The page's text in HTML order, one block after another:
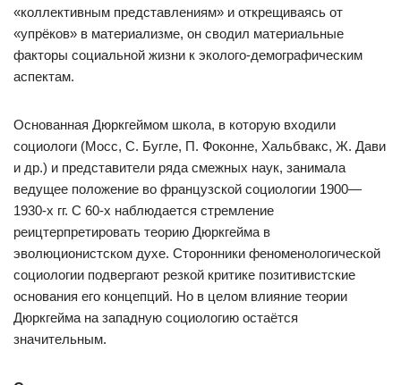
«коллективным представлениям» и открещиваясь от
«упрёков» в материализме, он сводил материальные
факторы социальной жизни к эколого-демографическим
аспектам.
Основанная Дюркгеймом школа, в которую входили
социологи (Мосс, С. Бугле, П. Фоконне, Хальбвакс, Ж. Дави
и др.) и представители ряда смежных наук, занимала
ведущее положение во французской социологии 1900—
1930-х гг. С 60-х наблюдается стремление
реицтерпретировать теорию Дюркгейма в
эволюционистском духе. Сторонники феноменологической
социологии подвергают резкой критике позитивистские
основания его концепций. Но в целом влияние теории
Дюркгейма на западную социологию остаётся
значительным.